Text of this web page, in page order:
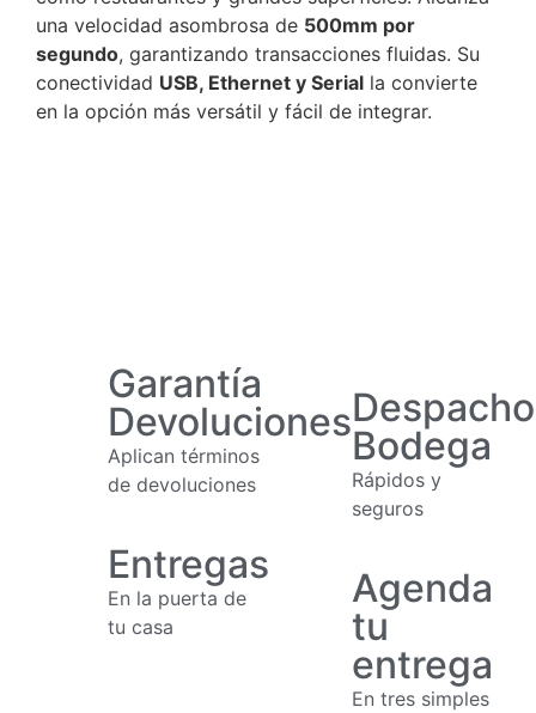
una velocidad asombrosa de 500mm por
segundo, garantizando transacciones fluidas. Su
conectividad USB, Ethernet y Serial la convierte
en la opción más versátil y fácil de integrar.
Garantía
Devoluciones
Aplican términos
de devoluciones
Bodega
Rápidos y
seguros
Entregas
En la puerta de
tu casa
Agenda
tu
entrega
En tres simples